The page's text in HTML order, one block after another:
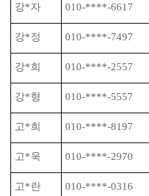
강*자 010-****-6617
강*정 010-****-7497
강*희 010-****-2557
강*형 010-****-5557
고*희 010-****-8197
고*욱 010-****-2970
고*란 010-****-0316